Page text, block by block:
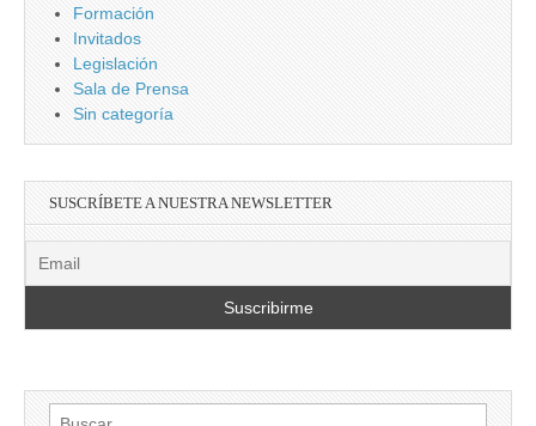
Formación
Invitados
Legislación
Sala de Prensa
Sin categoría
SUSCRÍBETE A NUESTRA NEWSLETTER
Buscar: